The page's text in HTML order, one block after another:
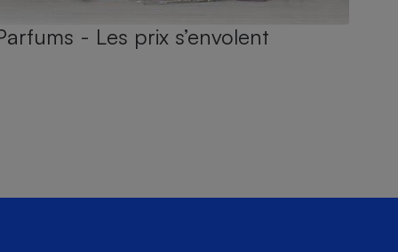
- Les prix s’envolent